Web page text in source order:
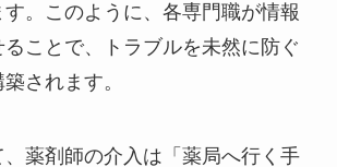
。このように、各専門職が情報
ことで、トラブルを未然に防ぐ
されます。
、薬剤師の介入は「薬局へ行く手